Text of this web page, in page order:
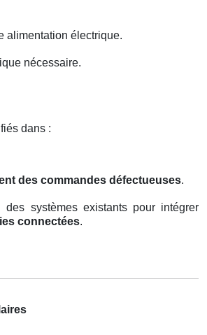
alimentation électrique.
nécessaire.
dans :
des commandes défectueuses.
des systèmes existants pour intégrer
connectées.